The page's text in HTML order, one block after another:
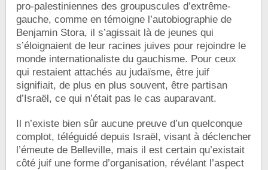
pro-palestiniennes des groupuscules d’extrême-
gauche, comme en témoigne l’autobiographie de
Benjamin Stora, il s’agissait là de jeunes qui
s’éloignaient de leur racines juives pour rejoindre le
monde internationaliste du gauchisme. Pour ceux
qui restaient attachés au judaïsme, être juif
signifiait, de plus en plus souvent, être partisan
d’Israël, ce qui n’était pas le cas auparavant.
Il n’existe bien sûr aucune preuve d’un quelconque
complot, téléguidé depuis Israël, visant à déclencher
l’émeute de Belleville, mais il est certain qu’existait
côté juif une forme d’organisation, révélant l’aspect